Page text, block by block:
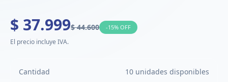
$ 37.999$ 44.600 -15% OFF
El precio incluye IVA.
Cantidad 10 unidades disponibles